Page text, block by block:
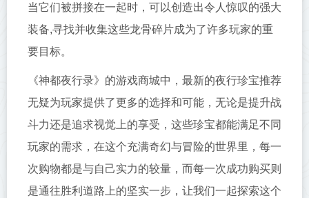
当它们被拼接在一起时，可以创造出令人惊叹的强大
装备,寻找并收集这些龙骨碎片成为了许多玩家的重
要目标。
《神都夜行录》的游戏商城中，最新的夜行珍宝推荐
无疑为玩家提供了更多的选择和可能，无论是提升战
斗力还是追求视觉上的享受，这些珍宝都能满足不同
玩家的需求，在这个充满奇幻与冒险的世界里，每一
次购物都是与自己实力的较量，而每一次成功购买则
是通往胜利道路上的坚实一步，让我们一起探索这个